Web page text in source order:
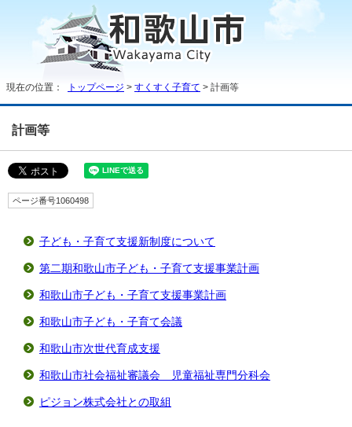
現在の位置： トップページ > すくすく子育て > 計画等
計画等
ページ番号1060498
子ども・子育て支援新制度について
第二期和歌山市子ども・子育て支援事業計画
和歌山市子ども・子育て支援事業計画
和歌山市子ども・子育て会議
和歌山市次世代育成支援
和歌山市社会福祉審議会 児童福祉専門分科会
ピジョン株式会社との取組